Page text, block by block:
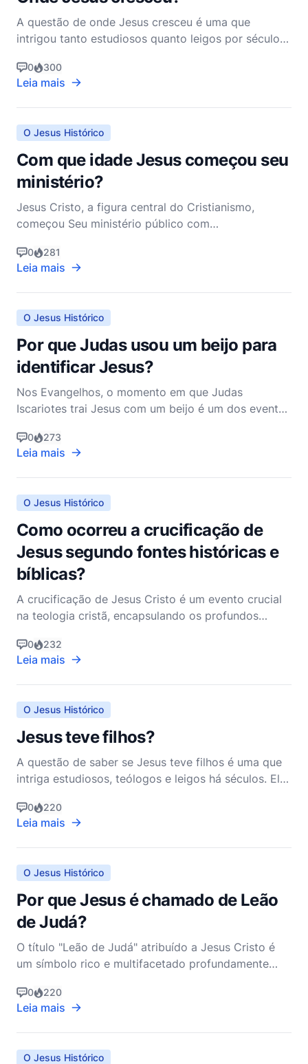
A questão de onde Jesus cresceu é uma que
intrigou tanto estudiosos quanto leigos por séculos.
para a fé cristã, e entender Seus primeiros anos
fornece um contexto valioso para Seus
ensinamentos e ações posteriores. De acordo com
o Novo Testamento,
0 300
Leia mais
O Jesus Histórico
Com que idade Jesus começou seu
ministério?
Jesus Cristo, a figura central do Cristianismo,
começou Seu ministério público com
significativa não apenas em termos de registro
histórico, mas também em suas implicações
teológicas e culturais. O Evangelho de Lucas
fornece a informação mais específica
0 281
Leia mais
O Jesus Histórico
Por que Judas usou um beijo para
identificar Jesus?
Nos Evangelhos, o momento em que Judas
Iscariotes trai Jesus com um beijo é um dos eventos
da Paixão. O ato de traição é registrado em todos
os quatro Evangelhos, destacando sua importância
na história da prisão e crucificação de Jesus. Para
entende
0 273
Leia mais
O Jesus Histórico
Como ocorreu a crucificação de
Jesus segundo fontes históricas e
bíblicas?
A crucificação de Jesus Cristo é um evento crucial
na teologia cristã, encapsulando os profundos
entender como a crucificação ocorreu, devemos
nos aprofundar tanto em relatos históricos quanto
bíblicos, que juntos fornecem uma visão abrangente
deste
0 232
Leia mais
O Jesus Histórico
Jesus teve filhos?
A questão de saber se Jesus teve filhos é uma que
intriga estudiosos, teólogos e leigos há séculos. Ela
natureza e missão de Jesus e se cruza com
questões mais amplas sobre evidências históricas,
interpretação teológica e o desenvolvimento da
doutrina cris
0 220
Leia mais
O Jesus Histórico
Por que Jesus é chamado de Leão
de Judá?
O título "Leão de Judá" atribuído a Jesus Cristo é
um símbolo rico e multifacetado profundamente
Para entender por que Jesus é chamado de Leão de
Judá, devemos nos aprofundar no Antigo e Novo
Testamentos, explorando as origens e implicações
dessa i
0 220
Leia mais
O Jesus Histórico